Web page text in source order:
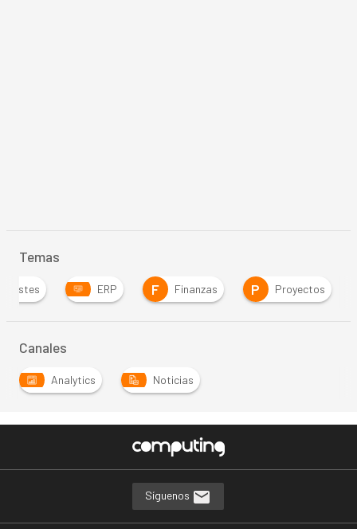
Temas
Costes ERP F Finanzas P Proyectos
Canales
Analytics Noticias
Síguenos